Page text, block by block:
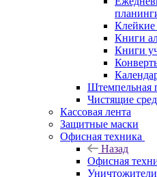
Клейкие
Книги
Книги
Штемпельная
Чистящие
Кассовая лента
Защитные маски
Офисная техника
Назад
Офисная
Уничтожители